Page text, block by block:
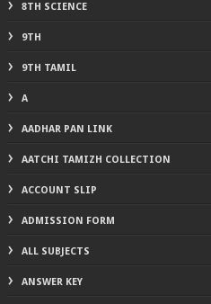
8TH SCIENCE
9TH
9TH TAMIL
A
AADHAR PAN LINK
AATCHI TAMIZH COLLECTION
ACCOUNT SLIP
ADMISSION FORM
ALL SUBJECTS
ANSWER KEY